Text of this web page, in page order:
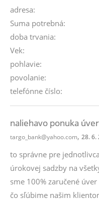
adresa:
Suma potrebná:
doba trvania:
Vek:
pohlavie:
povolanie:
telefónne číslo:
naliehavo ponuka
targo_bank@yahoo.com, 28. 6.
to správne pre
úrokovej sadzby na
sme 100% zaručené
čo sľúbime našim